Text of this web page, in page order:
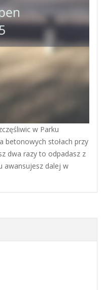
w Parku
betonowych stołach przy
dwa razy to odpadasz z
awansujesz dalej w